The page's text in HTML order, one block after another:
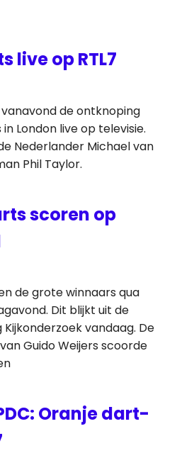
live op RTL7
de ontknoping
London live op televisie.
Nederlander Michael van
Phil Taylor.
scoren op
de grote winnaars qua
Dit blijkt uit de
vandaag. De
Guido Weijers scoorde
Oranje dart-